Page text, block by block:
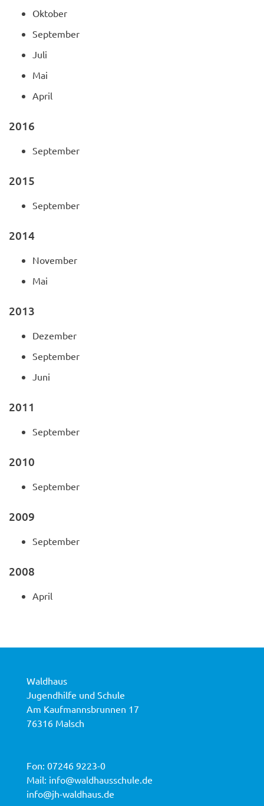
Oktober
September
Juli
Mai
April
2016
September
2015
September
2014
November
Mai
2013
Dezember
September
Juni
2011
September
2010
September
2009
September
2008
April
Waldhaus
Jugendhilfe und Schule
Am Kaufmannsbrunnen 17
76316 Malsch
Fon: 07246 9223-0
Mail: info@waldhausschule.de
info@jh-waldhaus.de